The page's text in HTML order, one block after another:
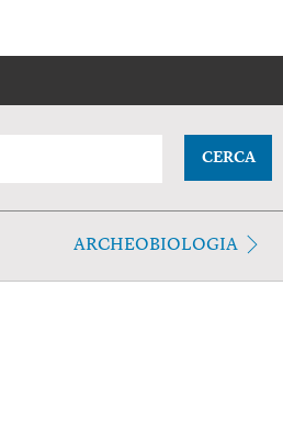
CERCA
ARCHEOBIOLOGIA